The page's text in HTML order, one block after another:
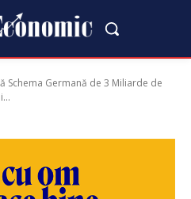
Schema Germană de 3 Miliarde de